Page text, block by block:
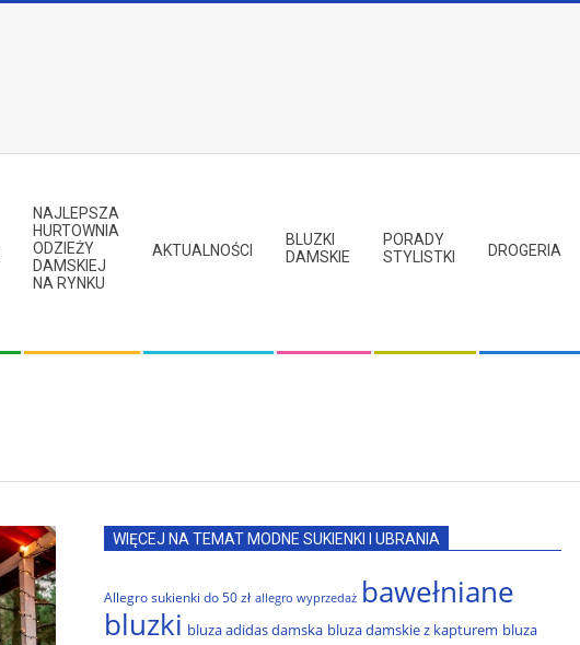
NAJLEPSZA
HURTOWNIA
ODZIEŻY
DAMSKIEJ
NA RYNKU
AKTUALNOŚCI
BLUZKI
DAMSKIE
PORADY
STYLISTKI
DROGERIA
WIĘCEJ NA TEMAT MODNE SUKIENKI I UBRANIA
Allegro sukienki do 50 zł allegro wyprzedaż bawełniane
bluzki bluza adidas damska bluza damskie z kapturem bluza